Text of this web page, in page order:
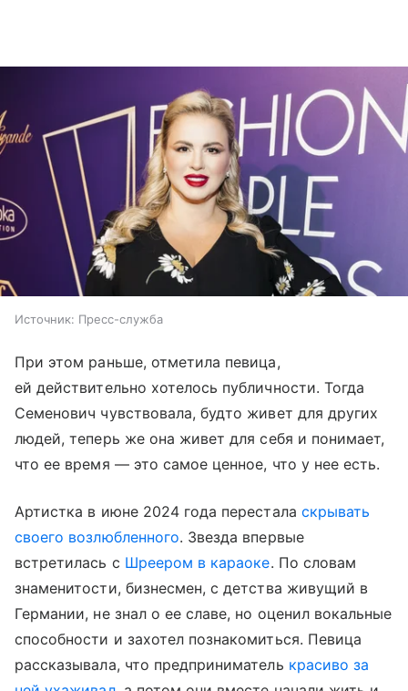
Источник: Пресс-служба
При этом раньше, отметила певица,
ей действительно хотелось публичности. Тогда
Семенович чувствовала, будто живет для других
людей, теперь же она живет для себя и понимает,
что ее время — это самое ценное, что у нее есть.
Артистка в июне 2024 года перестала скрывать
своего возлюбленного. Звезда впервые
встретилась с Шреером в караоке. По словам
знаменитости, бизнесмен, с детства живущий в
Германии, не знал о ее славе, но оценил вокальные
способности и захотел познакомиться. Певица
рассказывала, что предприниматель красиво за